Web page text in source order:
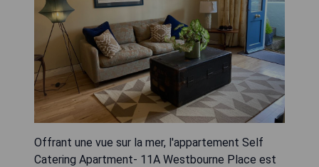
Offrant une vue sur la mer, l'appartement Self
Catering Apartment- 11A Westbourne Place est